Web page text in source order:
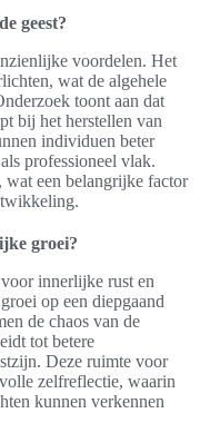
geest?
voordelen. Het
wat de algehele
toont aan dat
bij het herstellen van
individuen beter
professioneel vlak.
een belangrijke factor
groei?
innerlijke rust en
op een diepgaand
de chaos van de
tot betere
Deze ruimte voor
zelfreflectie, waarin
kunnen verkennen